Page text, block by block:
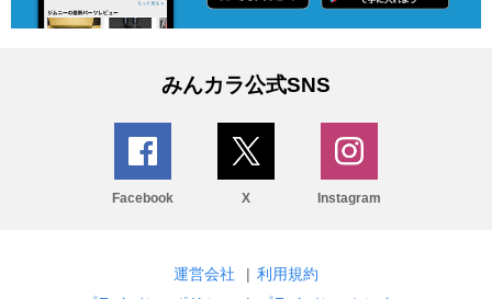
みんカラ公式SNS
Facebook X Instagram
運営会社 | 利用規約